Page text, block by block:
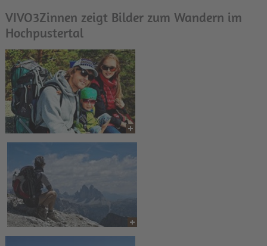
VIVO3Zinnen zeigt Bilder zum Wandern im
Hochpustertal